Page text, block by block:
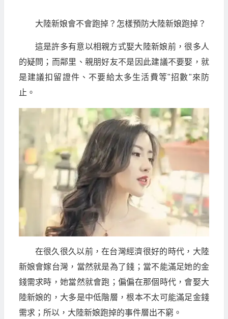
大陸新娘會不會跑掉？怎樣預防大陸新娘跑掉？
這是許多有意以相親方式娶大陸新娘前，很多人
的疑問；而鄰里、親朋好友不是因此建議不要娶，就
是建議扣留證件、不要給太多生活費等"招數"來防
止。
在很久很久以前，在台灣經濟很好的時代，大陸
新娘會嫁台灣，當然就是為了錢；當不能滿足她的金
錢需求時，她當然就會跑；偏偏在那個時代，會娶大
陸新娘的，大多是中低階層，根本不太可能滿足金錢
需求；所以，大陸新娘跑掉的事件層出不窮。